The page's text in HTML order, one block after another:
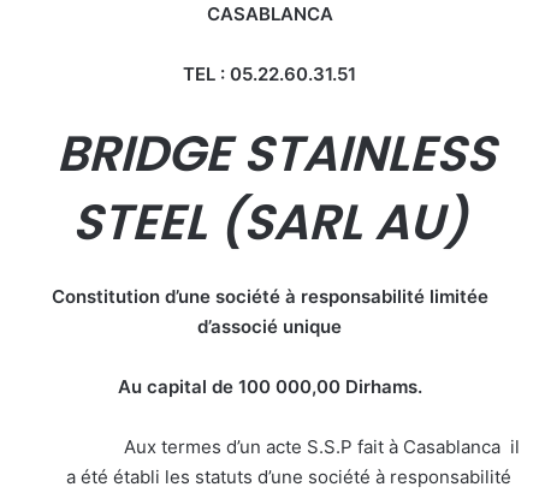
CASABLANCA
TEL : 05.22.60.31.51
BRIDGE STAINLESS
STEEL (SARL AU)
Constitution d’une société à responsabilité limitée
d’associé unique
Au capital de 100 000,00 Dirhams.
Aux termes d’un acte S.S.P fait à Casablanca il
a été établi les statuts d’une société à responsabilité